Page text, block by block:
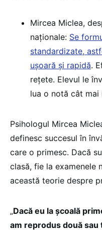
Mircea Miclea,
naționale: Se
standardizate,
ușoară și rapidă.
rețete. Elevul le
lua o notă cât mai
Psihologul Mircea
definesc succesul în
care o primesc. Dacă
clasă, fie la examenele
această teorie despre
„Dacă eu la școală
am reprodus două